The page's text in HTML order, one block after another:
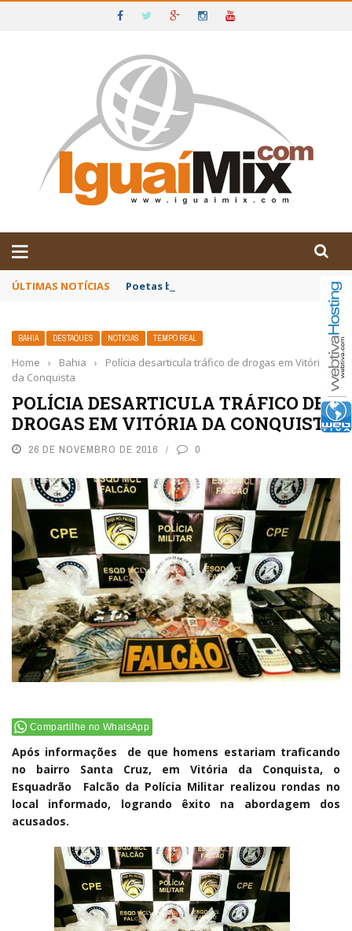
IGUAÍ E SUDOESTE DA BAHIA
ÚLTIMAS NOTÍCIAS Poetas baianos representam o Brasil no
BAHIA DESTAQUES NOTÍCIAS TEMPO REAL
Home › Bahia ›
Polícia desarticula tráfico de drogas em Vitória
da Conquista
POLÍCIA DESARTICULA TRÁFICO DE
DROGAS EM VITÓRIA DA CONQUISTA
26 DE NOVEMBRO DE 2016 0
Compartilhe no WhatsApp
Após informações de que homens estariam traficando
no bairro Santa Cruz, em Vitória da Conquista, o
Esquadrão Falcão da Polícia Militar realizou rondas no
local informado, logrando êxito na abordagem dos
acusados.